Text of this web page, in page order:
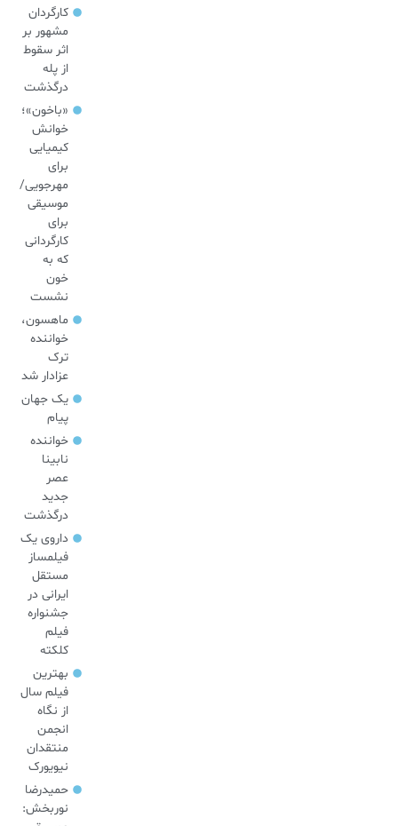
کارگردان
مشهور بر
اثر سقوط
از پله
درگذشت
«باخون»‌؛
خوانش
کیمیایی
برای
مهرجویی/
موسیقی
برای
کارگردانی
که به
خون
نشست
ماهسون،
خواننده
ترک
عزادار شد
یک جهان
پیام
خواننده
نابینا
عصر
جدید
درگذشت
داروی یک
فیلمساز
مستقل
ایرانی در
جشنواره
فیلم
کلکته
بهترین
فیلم سال
از نگاه
انجمن
منتقدان
نیویورک
حمیدرضا
نوربخش: